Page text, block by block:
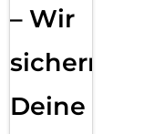
– Wir
sichern
Deine